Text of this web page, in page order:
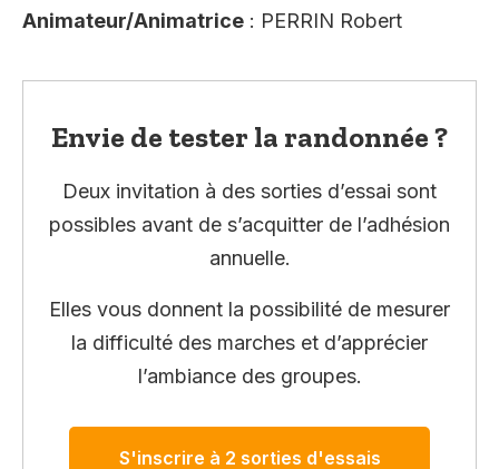
Animateur/Animatrice : PERRIN Robert
Envie de tester la randonnée ?
Deux invitation à des sorties d’essai sont
possibles avant de s’acquitter de l’adhésion
annuelle.
Elles vous donnent la possibilité de mesurer
la difficulté des marches et d’apprécier
l’ambiance des groupes.
S'inscrire à 2 sorties d'essais